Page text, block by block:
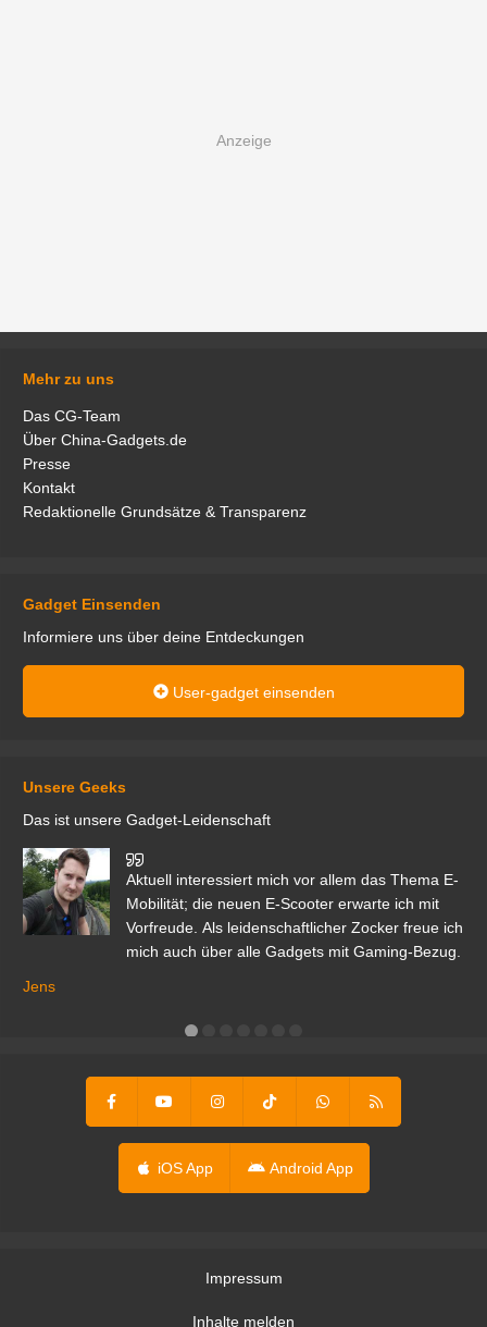
Mehr zu uns
Das CG-Team
Über China-Gadgets.de
Presse
Kontakt
Redaktionelle Grundsätze & Transparenz
Gadget Einsenden
Informiere uns über deine Entdeckungen
User-gadget einsenden
Unsere Geeks
Das ist unsere Gadget-Leidenschaft
Aktuell interessiert mich vor allem das Thema E-
Mobilität; die neuen E-Scooter erwarte ich mit
Vorfreude. Als leidenschaftlicher Zocker freue ich
mich auch über alle Gadgets mit Gaming-Bezug.
Jens
iOS App Android App
Impressum
Inhalte melden